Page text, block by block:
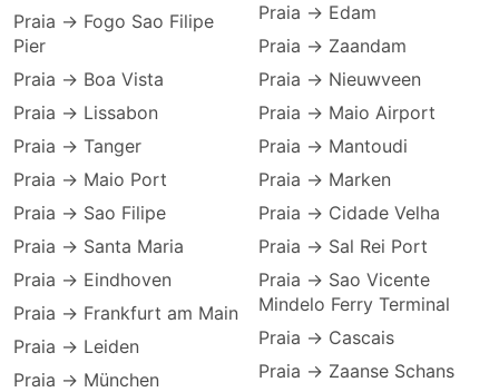
Praia → Fogo Sao Filipe
Pier
Praia → Boa Vista
Praia → Lissabon
Praia → Tanger
Praia → Maio Port
Praia → Sao Filipe
Praia → Santa Maria
Praia → Eindhoven
Praia → Frankfurt am Main
Praia → Leiden
Praia → München
Praia → Edam
Praia → Zaandam
Praia → Nieuwveen
Praia → Maio Airport
Praia → Mantoudi
Praia → Marken
Praia → Cidade Velha
Praia → Sal Rei Port
Praia → Sao Vicente
Mindelo Ferry Terminal
Praia → Cascais
Praia → Zaanse Schans